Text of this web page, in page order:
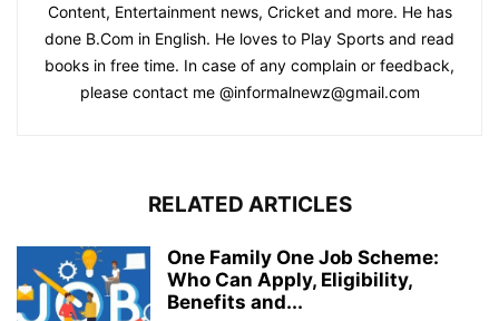
Content, Entertainment news, Cricket and more. He has
done B.Com in English. He loves to Play Sports and read
books in free time. In case of any complain or feedback,
please contact me @informalnewz@gmail.com
RELATED ARTICLES
One Family One Job Scheme:
Who Can Apply, Eligibility,
Benefits and...